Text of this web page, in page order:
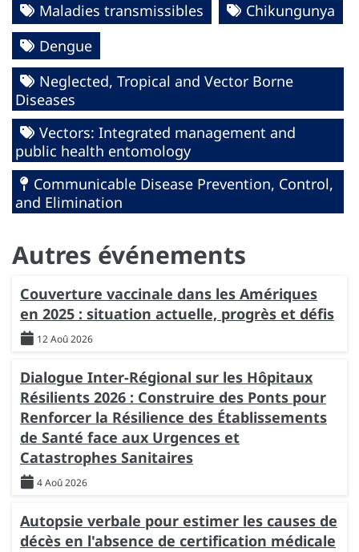
Maladies transmissibles
Chikungunya
Dengue
Neglected, Tropical and Vector Borne
Diseases
Vectors: Integrated management and
public health entomology
Communicable Disease Prevention, Control,
and Elimination
Autres événements
Couverture vaccinale dans les Amériques
en 2025 : situation actuelle, progrès et défis
12 Aoû 2026
Dialogue Inter-Régional sur les Hôpitaux
Résilients 2026 : Construire des Ponts pour
Renforcer la Résilience des Établissements
de Santé face aux Urgences et
Catastrophes Sanitaires
4 Aoû 2026
Autopsie verbale pour estimer les causes de
décès en l'absence de certification médicale